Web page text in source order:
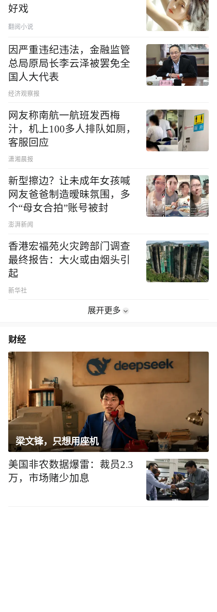
好戏
翻阅小说
因严重违纪违法，金融监管
总局原局长李云泽被罢免全
国人大代表
经济观察报
网友称南航一航班发西梅
汁，机上100多人排队如厕，
客服回应
潇湘晨报
新型擦边？让未成年女孩喊
网友爸爸制造暧昧氛围，多
个“母女合拍”账号被封
澎湃新闻
香港宏福苑火灾跨部门调查
最终报告：大火或由烟头引
起
新华社
展开更多
财经
梁文锋，只想用座机
美国非农数据爆雷：裁员2.3
万，市场赌少加息